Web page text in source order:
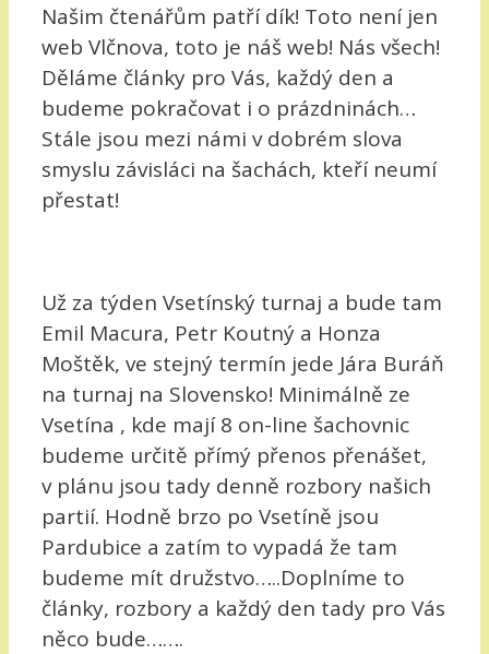
Našim čtenářům patří dík! Toto není jen
web Vlčnova, toto je náš web! Nás všech!
Děláme články pro Vás, každý den a
budeme pokračovat i o prázdninách…
Stále jsou mezi námi v dobrém slova
smyslu závisláci na šachách, kteří neumí
přestat!
Už za týden Vsetínský turnaj a bude tam
Emil Macura, Petr Koutný a Honza
Moštěk, ve stejný termín jede Jára Buráň
na turnaj na Slovensko! Minimálně ze
Vsetína , kde mají 8 on-line šachovnic
budeme určitě přímý přenos přenášet,
v plánu jsou tady denně rozbory našich
partií. Hodně brzo po Vsetíně jsou
Pardubice a zatím to vypadá že tam
budeme mít družstvo…..Doplníme to
články, rozbory a každý den tady pro Vás
něco bude…….